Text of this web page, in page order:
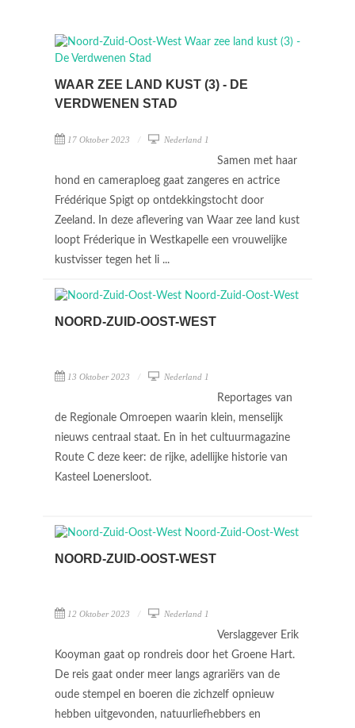
WAAR ZEE LAND KUST (3) - DE
VERDWENEN STAD
17 Oktober 2023 Nederland 1
Samen met haar
hond en cameraploeg gaat zangeres en actrice
Frédérique Spigt op ontdekkingstocht door
Zeeland. In deze aflevering van Waar zee land kust
loopt Fréderique in Westkapelle een vrouwelijke
kustvisser tegen het li ...
NOORD-ZUID-OOST-WEST
13 Oktober 2023 Nederland 1
Reportages van
de Regionale Omroepen waarin klein, menselijk
nieuws centraal staat. En in het cultuurmagazine
Route C deze keer: de rijke, adellijke historie van
Kasteel Loenersloot.
NOORD-ZUID-OOST-WEST
12 Oktober 2023 Nederland 1
Verslaggever Erik
Kooyman gaat op rondreis door het Groene Hart.
De reis gaat onder meer langs agrariërs van de
oude stempel en boeren die zichzelf opnieuw
hebben uitgevonden, natuurliefhebbers en